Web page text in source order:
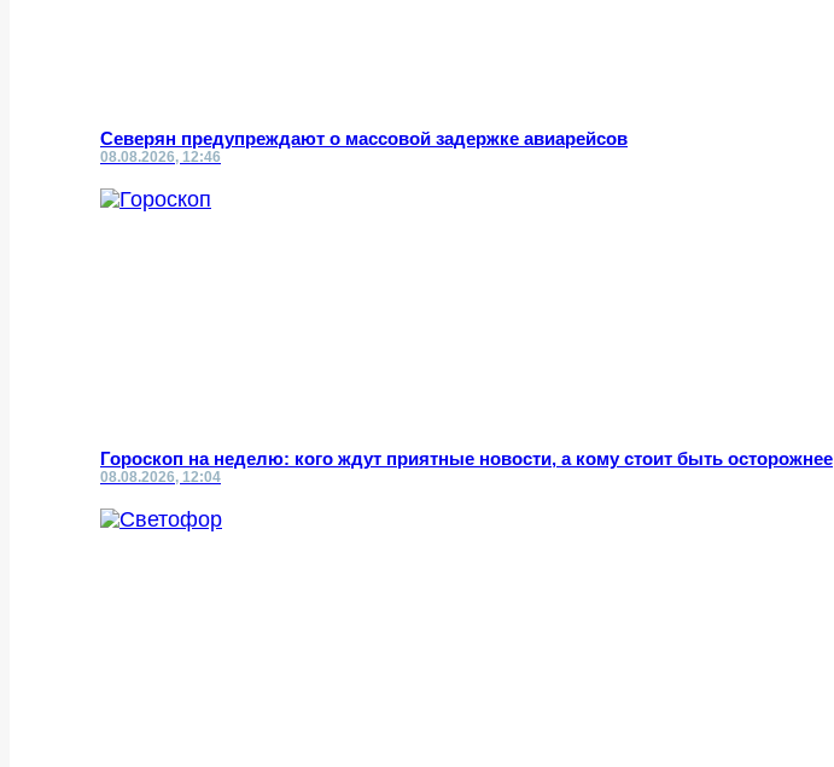
Северян предупреждают о массовой задержке авиарейсов
08.08.2026, 12:46
Гороскоп на неделю: кого ждут приятные новости, а кому стоит быть осторожнее
08.08.2026, 12:04